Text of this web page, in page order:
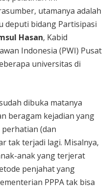
utamanya adalah
deputi bidang Partisipasi
Hasan, Kabid
Indonesia (PWI) Pusat
universitas di
dibuka matanya
beragam kejadian yang
(dan
tak terjadi lagi. Misalnya,
anak yang terjerat
penjahat yang
PPPA tak bisa